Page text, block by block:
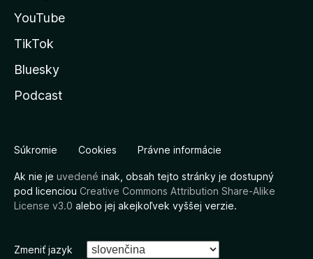
YouTube
TikTok
Bluesky
Podcast
Súkromie Cookies Právne informácie
Ak nie je uvedené inak, obsah tejto stránky je dostupný
pod licenciou Creative Commons Attribution Share-Alike
License v3.0 alebo jej akejkoľvek vyššej verzie.
Zmeniť jazyk